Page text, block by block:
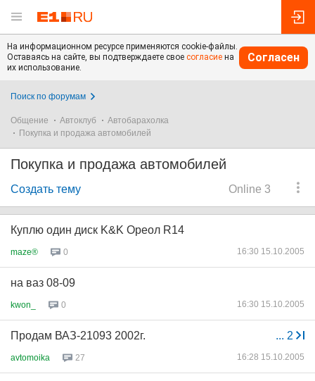
На информационном ресурсе применяются cookie-файлы.
Оставаясь на сайте, вы подтверждаете свое согласие на
их использование.
Согласен
Поиск по форумам
Общение Автоклуб
Автобарахолка
Покупка и продажа автомобилей
Покупка и продажа автомобилей
Online 3
Создать тему
Куплю один диск K&K Ореол R14
maze® 0 16:30 15.10.2005
на ваз 08-09
kwon_ 0 16:30 15.10.2005
... 2
Продам ВАЗ-21093 2002г.
avtomoika 27 16:28 15.10.2005